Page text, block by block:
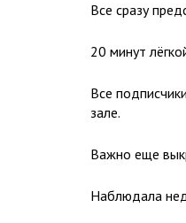
Все сразу
20 минут
Все
зале.
Важно еще
Наблюдала